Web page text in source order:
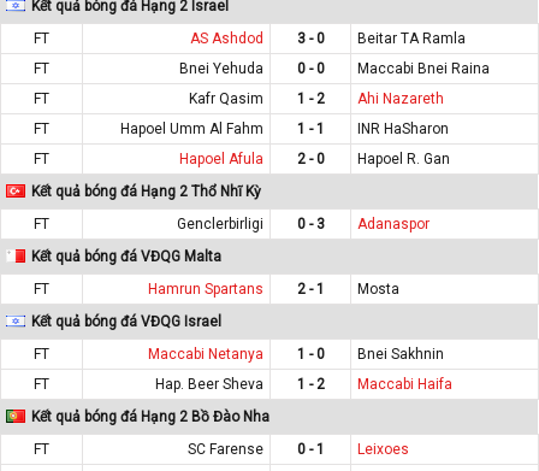
Kết quả bóng đá Hạng 2 Israel
FT
AS Ashdod 3 - 0
Beitar TA Ramla
FT
Bnei Yehuda 0 - 0
Maccabi Bnei Raina
FT
Kafr Qasim 1 - 2
Ahi Nazareth
FT
Hapoel Umm Al Fahm 1 - 1
INR HaSharon
FT
Hapoel Afula 2 - 0
Hapoel R. Gan
Kết quả bóng đá Hạng 2 Thổ Nhĩ Kỳ
FT
Genclerbirligi 0 - 3
Adanaspor
Kết quả bóng đá VĐQG Malta
FT
Hamrun Spartans 2 - 1
Mosta
Kết quả bóng đá VĐQG Israel
FT
Maccabi Netanya 1 - 0
Bnei Sakhnin
FT
Hap. Beer Sheva 1 - 2
Maccabi Haifa
Kết quả bóng đá Hạng 2 Bồ Đào Nha
FT
SC Farense 0 - 1
Leixoes